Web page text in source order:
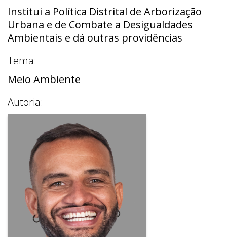
Institui a Política Distrital de Arborização
Urbana e de Combate a Desigualdades
Ambientais e dá outras providências
Tema:
Meio Ambiente
Autoria: